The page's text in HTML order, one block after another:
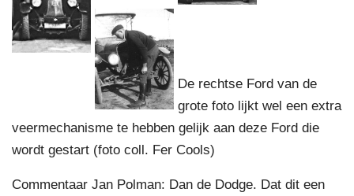
De rechtse Ford van de
grote foto lijkt wel een extra
veermechanisme te hebben gelijk aan deze Ford die
wordt gestart (foto coll. Fer Cools)
Commentaar Jan Polman: Dan de Dodge. Dat dit een